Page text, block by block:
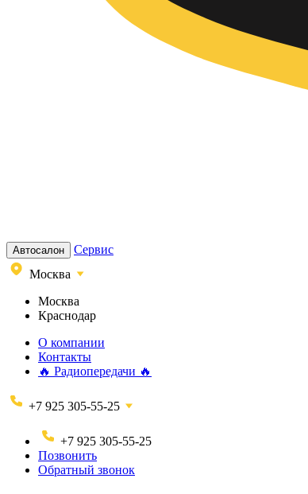
Автосалон
Сервис
Москва
Москва
Краснодар
О компании
Контакты
🔥 Радиопередачи 🔥
+7 925 305-55-25
+7 925 305-55-25
Позвонить
Обратный звонок